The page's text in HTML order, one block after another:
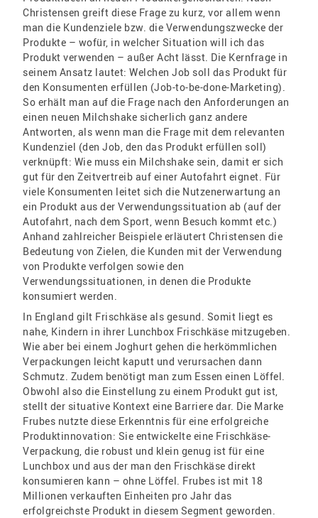
Christensen greift diese Frage zu kurz, vor allem wenn
man die Kundenziele bzw. die Verwendungszwecke der
Produkte – wofür, in welcher Situation will ich das
Produkt verwenden – außer Acht lässt. Die Kernfrage in
seinem Ansatz lautet: Welchen Job soll das Produkt für
den Konsumenten erfüllen (Job-to-be-done-Marketing).
So erhält man auf die Frage nach den Anforderungen an
einen neuen Milchshake sicherlich ganz andere
Antworten, als wenn man die Frage mit dem relevanten
Kundenziel (den Job, den das Produkt erfüllen soll)
verknüpft: Wie muss ein Milchshake sein, damit er sich
gut für den Zeitvertreib auf einer Autofahrt eignet. Für
viele Konsumenten leitet sich die Nutzenerwartung an
ein Produkt aus der Verwendungssituation ab (auf der
Autofahrt, nach dem Sport, wenn Besuch kommt etc.)
Anhand zahlreicher Beispiele erläutert Christensen die
Bedeutung von Zielen, die Kunden mit der Verwendung
von Produkte verfolgen sowie den
Verwendungssituationen, in denen die Produkte
konsumiert werden.
In England gilt Frischkäse als gesund. Somit liegt es
nahe, Kindern in ihrer Lunchbox Frischkäse mitzugeben.
Wie aber bei einem Joghurt gehen die herkömmlichen
Verpackungen leicht kaputt und verursachen dann
Schmutz. Zudem benötigt man zum Essen einen Löffel.
Obwohl also die Einstellung zu einem Produkt gut ist,
stellt der situative Kontext eine Barriere dar. Die Marke
Frubes nutzte diese Erkenntnis für eine erfolgreiche
Produktinnovation: Sie entwickelte eine Frischkäse-
Verpackung, die robust und klein genug ist für eine
Lunchbox und aus der man den Frischkäse direkt
konsumieren kann – ohne Löffel. Frubes ist mit 18
Millionen verkauften Einheiten pro Jahr das
erfolgreichste Produkt in diesem Segment geworden.